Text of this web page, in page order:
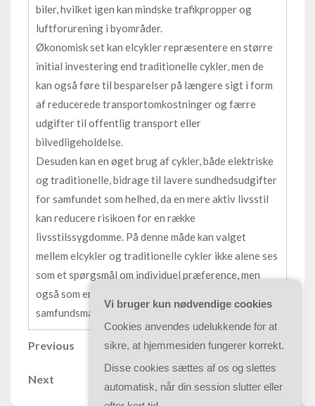
biler, hvilket igen kan mindske trafikpropper og
luftforurening i byområder.
Økonomisk set kan elcykler repræsentere en større
initial investering end traditionelle cykler, men de
kan også føre til besparelser på længere sigt i form
af reducerede transportomkostninger og færre
udgifter til offentlig transport eller
bilvedligeholdelse.
Desuden kan en øget brug af cykler, både elektriske
og traditionelle, bidrage til lavere sundhedsudgifter
for samfundet som helhed, da en mere aktiv livsstil
kan reducere risikoen for en række
livsstilssygdomme. På denne måde kan valget
mellem elcykler og traditionelle cykler ikke alene ses
som et spørgsmål om individuel præference, men
også som en beslutning med bredere
samfundsmæssige og økonomiske konsekvenser.
Indlægsnavigation
Previous
Previous
Next
Next
Vi bruger kun nødvendige cookies
Cookies anvendes udelukkende for at
sikre, at hjemmesiden fungerer korrekt.
Disse cookies sættes af os og slettes
automatisk, når din session slutter eller